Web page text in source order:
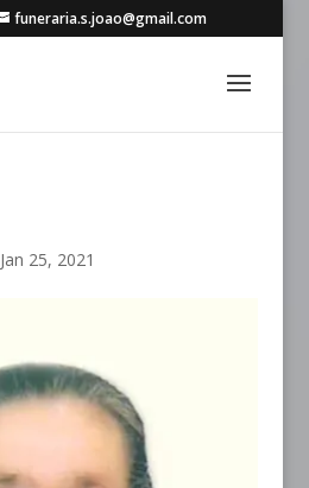
funeraria.s.joao@gmail.com
Jan 25, 2021